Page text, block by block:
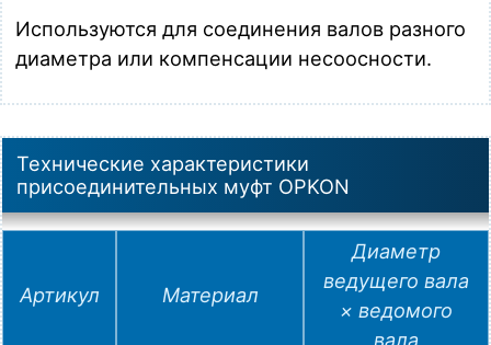
Используются для соединения валов разного
диаметра или компенсации несоосности.
Технические характеристики
присоединительных муфт OPKON
Артикул Материал
Диаметр
ведущего вала
× ведомого
вала